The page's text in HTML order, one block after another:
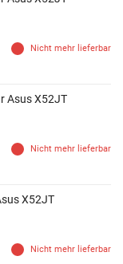
Nicht mehr lieferbar
Asus X52JT
Nicht mehr lieferbar
X52JT
Nicht mehr lieferbar